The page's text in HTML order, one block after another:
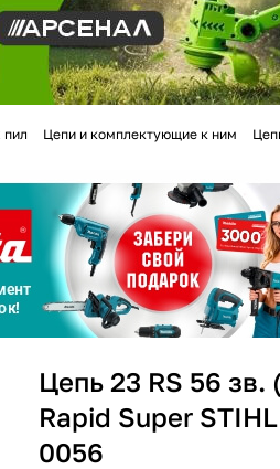
Цепи и комплектующие к ним
Цепь 23 RS 56
Rapid Super
0056
банков
переплат